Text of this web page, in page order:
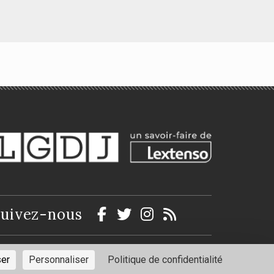
Cécile Le Gallou, Simon Wesley
nous
légales Politique de confidentialité
Personnaliser Politique de confidentialité